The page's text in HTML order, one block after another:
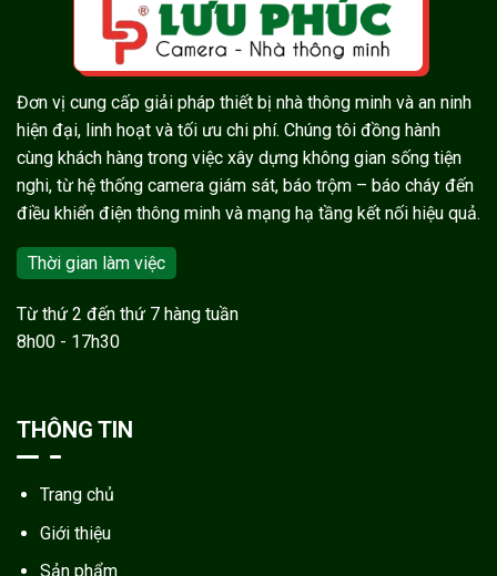
Đơn vị cung cấp giải pháp thiết bị nhà thông minh và an ninh
hiện đại, linh hoạt và tối ưu chi phí. Chúng tôi đồng hành
cùng khách hàng trong việc xây dựng không gian sống tiện
nghi, từ hệ thống camera giám sát, báo trộm – báo cháy đến
điều khiển điện thông minh và mạng hạ tầng kết nối hiệu quả.
Thời gian làm việc
Từ thứ 2 đến thứ 7 hàng tuần
8h00 - 17h30
THÔNG TIN
Trang chủ
Giới thiệu
Sản phẩm